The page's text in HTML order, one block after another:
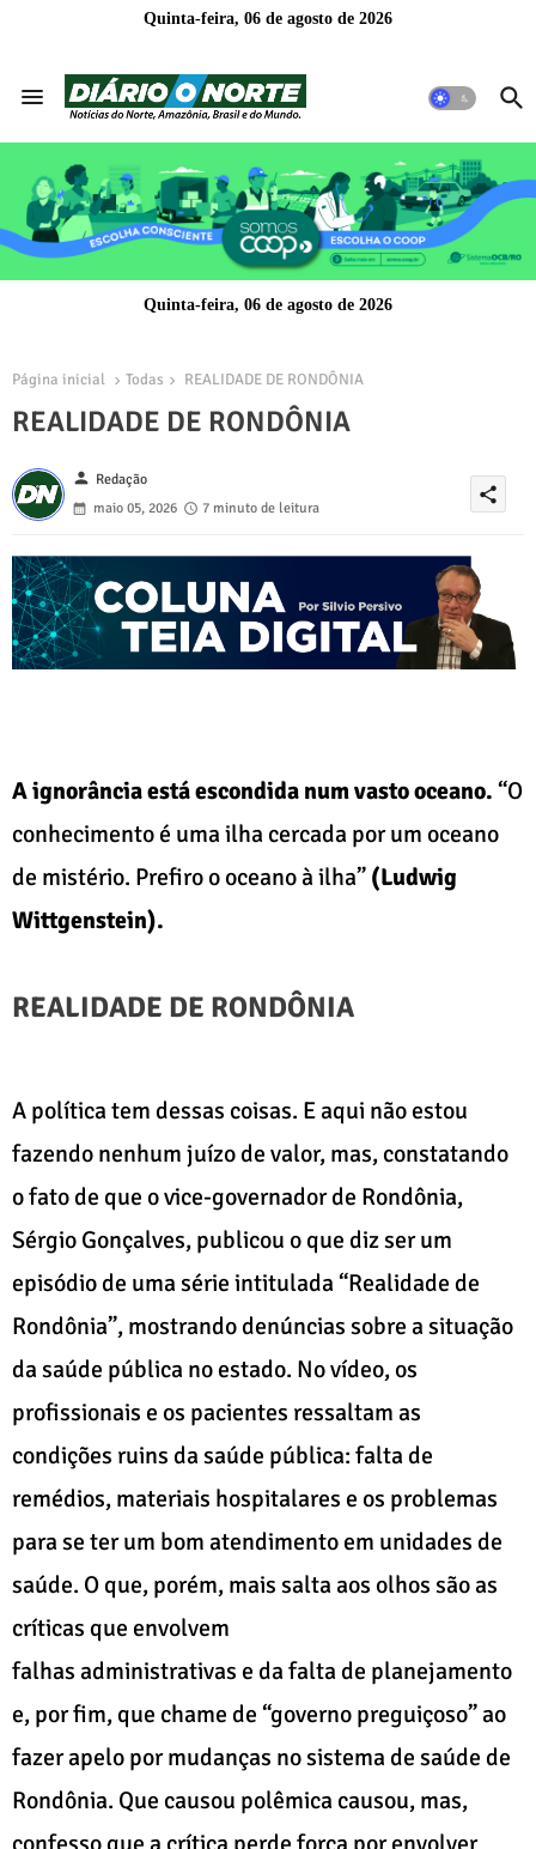
Quinta-feira, 06 de agosto de 2026
Quinta-feira, 06 de agosto de 2026
Página inicial Todas REALIDADE DE RONDÔNIA
REALIDADE DE RONDÔNIA
person Redação
maio 05, 2026
7 minuto de leitura
share
A ignorância está escondida num vasto oceano. “O
conhecimento é uma ilha cercada por um oceano
de mistério. Prefiro o oceano à ilha” (Ludwig
Wittgenstein).
REALIDADE DE RONDÔNIA
A política tem dessas coisas. E aqui não estou
fazendo nenhum juízo de valor, mas, constatando
o fato de que o vice-governador de Rondônia,
Sérgio Gonçalves, publicou o que diz ser um
episódio de uma série intitulada “Realidade de
Rondônia”, mostrando denúncias sobre a situação
da saúde pública no estado. No vídeo, os
profissionais e os pacientes ressaltam as
condições ruins da saúde pública: falta de
remédios, materiais hospitalares e os problemas
para se ter um bom atendimento em unidades de
saúde. O que, porém, mais salta aos olhos são as
críticas que envolvem
falhas administrativas e da falta de planejamento
e, por fim, que chame de “governo preguiçoso” ao
fazer apelo por mudanças no sistema de saúde de
Rondônia. Que causou polêmica causou, mas,